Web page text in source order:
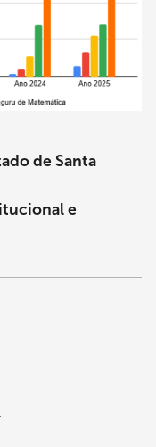
de Santa
e